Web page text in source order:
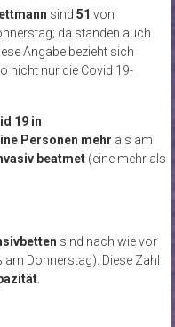
sind 51 von
da standen auch
Angabe bezieht sich
nicht nur die Covid 19-
19 in
Personen mehr als am
beatmet (eine mehr als
sind nach wie vor
am Donnerstag). Diese Zahl
.